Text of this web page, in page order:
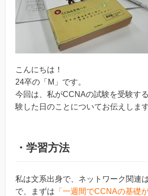
こんにちは！
24卒の「M」です。
今回は、私がCCNAの試験を受験す
験した日のことについてお伝えします
・ 学習方法
私は文系出身で、ネットワーク関連
で、まずは 「一週間でCCNAの基礎